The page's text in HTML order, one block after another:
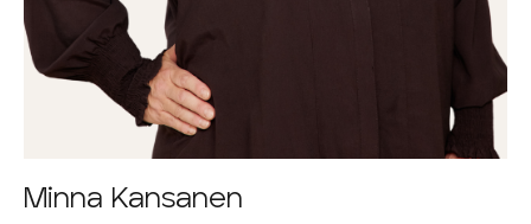
Minna Kansanen